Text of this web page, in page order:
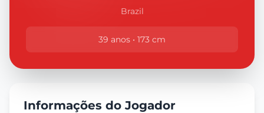
Brazil
39 anos • 173 cm
Informações do Jogador